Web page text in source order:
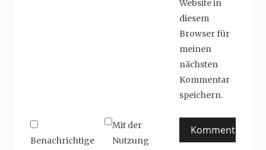
Website in
diesem
Browser für
meinen
nächsten
Kommentar
speichern.
Benachrichtige
Mit der
Nutzung